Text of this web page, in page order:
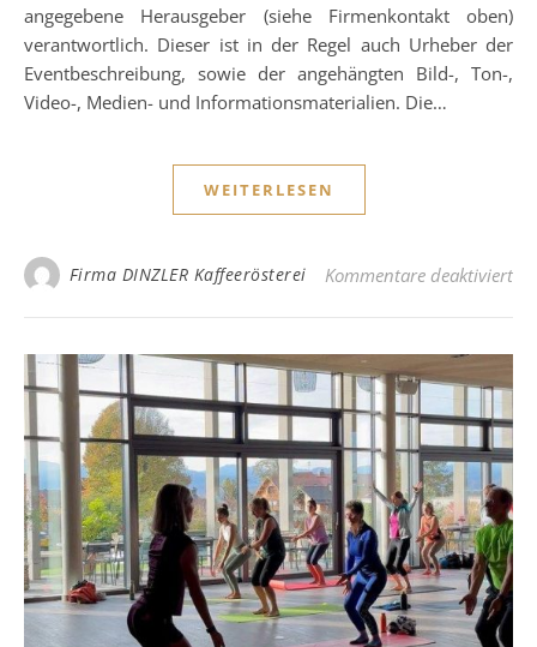
angegebene Herausgeber (siehe Firmenkontakt oben)
verantwortlich. Dieser ist in der Regel auch Urheber der
Eventbeschreibung, sowie der angehängten Bild-, Ton-,
Video-, Medien- und Informationsmaterialien. Die…
WEITERLESEN
Firma DINZLER Kaffeerösterei Kommentare deaktiviertfür